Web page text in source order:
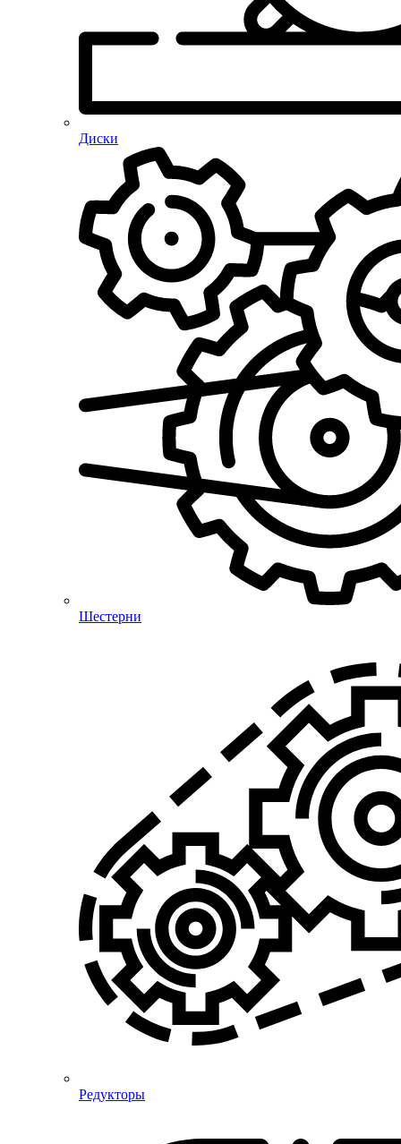
Диски
Шестерни
Редукторы